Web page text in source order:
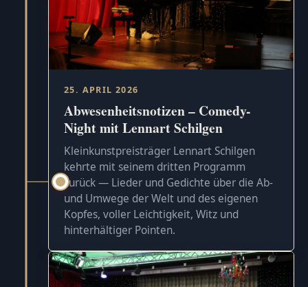
25. APRIL 2026
Abwesenheitsnotizen – Comedy-
Night mit Lennart Schilgen
Kleinkunstpreisträger Lennart Schilgen
kehrte mit seinem dritten Programm
zurück — Lieder und Gedichte über die Ab-
und Umwege der Welt und des eigenen
Kopfes, voller Leichtigkeit, Witz und
hinterhältiger Pointen.